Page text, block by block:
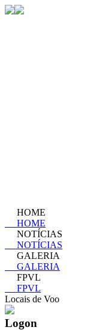
HOME
HOME
NOTÍCIAS
NOTÍCIAS
GALERIA
GALERIA
FPVL
FPVL
Locais de Voo
Logon